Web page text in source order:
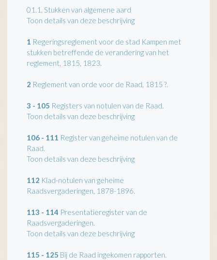
01.1. Stukken van algemene aard
Toon details van deze beschrijving
1 Regeringsreglement voor de stad Kampen met
stukken betreffende de verandering van het
reglement, 1815, 1823.
2 Reglement van orde voor de Raad, 1815 ?.
3 - 105 Registers van notulen van de Raad.
Toon details van deze beschrijving
106 - 111 Register van geheime notulen van de
Raad.
Toon details van deze beschrijving
112 Klad-notulen van geheime
Raadsvergaderingen, 1878-1896.
113 - 114 Presentatieregister van de
Raadsvergaderingen.
Toon details van deze beschrijving
115 - 125 Bij de Raad ingekomen rapporten.